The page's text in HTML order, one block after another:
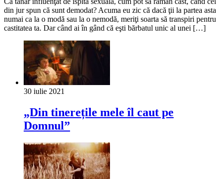
din jur spun că sunt demodat? Acuma eu zic că dacă ţii la partea asta
numai ca la o modă sau la o nemodă, meriţi soarta să transpiri pentru
castitatea ta. Dar când ai în gând că eşti bărbatul unic al unei […]
30 iulie 2021
„Din tinerețile mele îl caut pe
Domnul”